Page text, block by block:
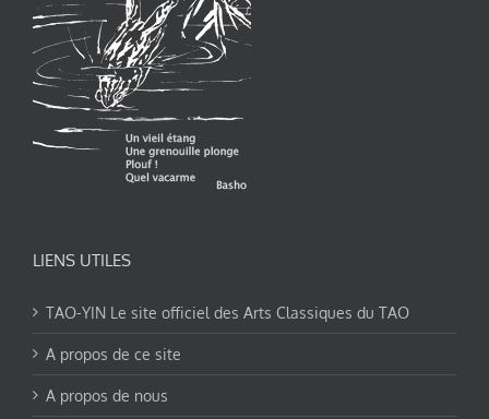
LIENS UTILES
TAO-YIN Le site officiel des Arts Classiques du TAO
A propos de ce site
A propos de nous